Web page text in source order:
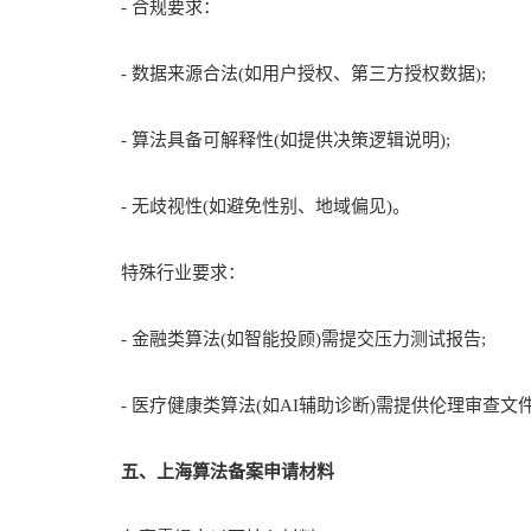
- 合规要求：
- 数据来源合法(如用户授权、第三方授权数据);
- 算法具备可解释性(如提供决策逻辑说明);
- 无歧视性(如避免性别、地域偏见)。
特殊行业要求：
- 金融类算法(如智能投顾)需提交压力测试报告;
- 医疗健康类算法(如AI辅助诊断)需提供伦理审查文
五、上海算法备案申请材料